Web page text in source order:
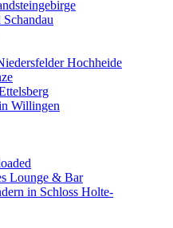
Hochheide
Willingen
Lounge & Bar
in Schloss Holte-